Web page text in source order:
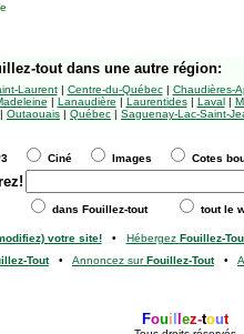
toutdans une autre région:
Laurent| Centre-du-Québec| Chaudières-
| Lanaudière | Laurentides| Laval|
| Outaouais | Québec | Saguenay-Lac-Saint-
Ciné Images Cotes
dans Fouillez-tout tout le
votre site!• Hébergez Fouillez-
Tout• Annoncez surFouillez-Tout•
Foui ez-tout